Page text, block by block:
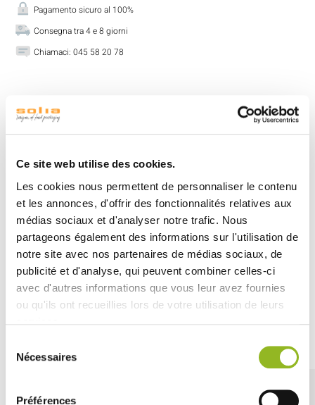
Ce site web utilise des cookies.
Les cookies nous permettent de personnaliser le contenu
et les annonces, d'offrir des fonctionnalités relatives aux
médias sociaux et d'analyser notre trafic. Nous
partageons également des informations sur l'utilisation de
notre site avec nos partenaires de médias sociaux, de
publicité et d'analyse, qui peuvent combiner celles-ci
avec d'autres informations que vous leur avez fournies
ou qu'ils ont recueillies lors de votre utilisation de leurs
Nécessaires
Préférences
Pagamento sicuro al 100%
Consegna tra 4 e 8 giorni
Chiamaci: 045 58 20 78
Descrizione
Documenti allegati
Con le suedimensioni generose di 160x160 mm
contenitore offre spazio sufficiente per porzioni
abbondanti di insalate varie. Il coperchio e la guarnizione
assicurano una chiusura ermetica, mantenendo così le
insalate fresche e saporite fino al momento del
consumo.